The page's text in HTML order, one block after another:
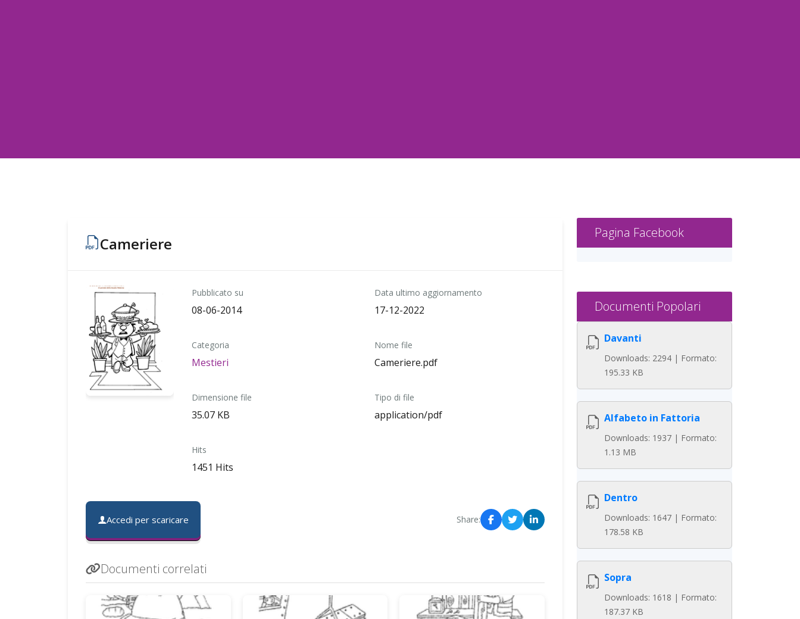
Cameriere
Pubblicato su
08-06-2014
Data ultimo aggiornamento
17-12-2022
Categoria
Mestieri
Nome file
Cameriere.pdf
Dimensione file
35.07 KB
Tipo di file
application/pdf
Hits
1451 Hits
Accedi per scaricare Share:
Documenti correlati
Pagina Facebook
Documenti Popolari
Davanti
Downloads: 2294 | Formato:
195.33 KB
Alfabeto in Fattoria
Downloads: 1937 | Formato:
1.13 MB
Dentro
Downloads: 1647 | Formato:
178.58 KB
Sopra
Downloads: 1618 | Formato:
187.37 KB